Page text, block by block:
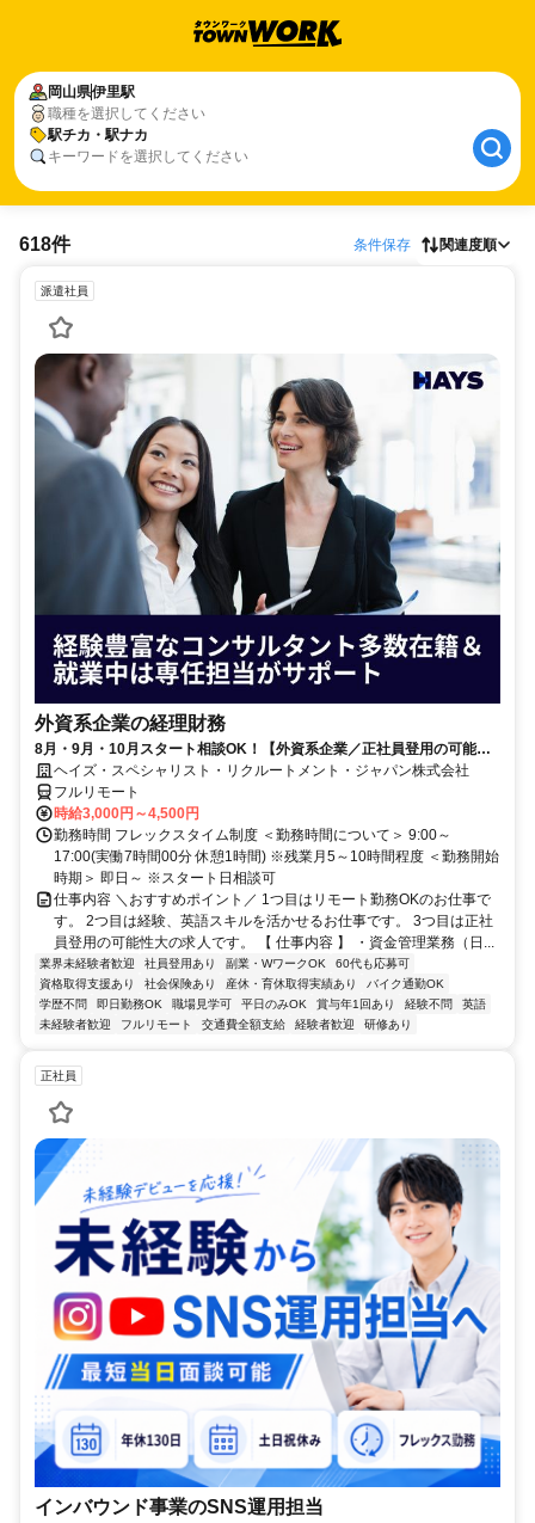
岡山県伊里駅
職種を選択してください
駅チカ・駅ナカ
キーワードを選択してください
618件 条件保存 関連度順
派遣社員
外資系企業の経理財務
8月・9月・10月スタート相談OK！【外資系企業／正社員登用の可能性
大／700万～800万／リモート勤務OK】経理財務
ヘイズ・スペシャリスト・リクルートメント・ジャパン株式会社
フルリモート
時給3,000円～4,500円
勤務時間 フレックスタイム制度 ＜勤務時間について＞ 9:00～
17:00(実働7時間00分 休憩1時間) ※残業月5～10時間程度 ＜勤務開始
時期＞ 即日～ ※スタート日相談可
仕事内容 ＼おすすめポイント／ 1つ目はリモート勤務OKのお仕事で
す。 2つ目は経験、英語スキルを活かせるお仕事です。 3つ目は正社
員登用の可能性大の求人です。 【 仕事内容 】 ・資金管理業務（日...
業界未経験者歓迎 社員登用あり 副業・WワークOK
60代も応募可
資格取得支援あり
社会保険あり 産休・育休取得実績あり
バイク通勤OK
学歴不問
即日勤務OK 職場見学可 平日のみOK 賞与年1回あり 経験不問
英語
未経験者歓迎
フルリモート 交通費全額支給 経験者歓迎 研修あり
正社員
インバウンド事業のSNS運用担当